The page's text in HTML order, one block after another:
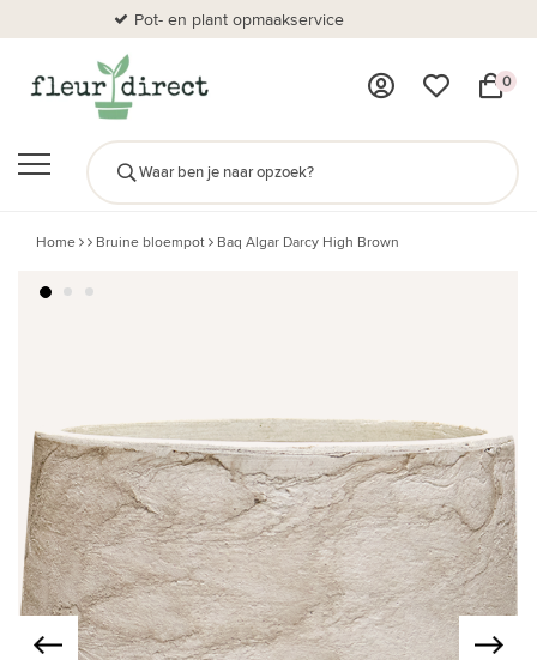
Pot- en plant opmaakservice
0
Home Bruine bloempot Baq Algar Darcy High Brown